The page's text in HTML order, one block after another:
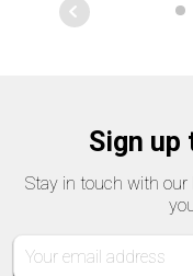
Sign
Stay in touch with